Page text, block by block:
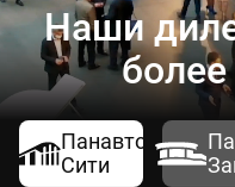
Наши
Панавто
Сити